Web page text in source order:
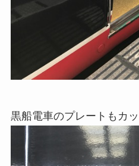
黒船電車のプレートもカッ